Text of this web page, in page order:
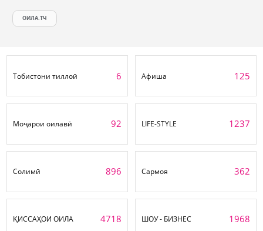
ОИЛА.ТЧ
Тобистони тиллоӣ 6 Афиша 125
Моҷарои оилавӣ 92 LIFE-STYLE 1237
Солимӣ 896 Сармоя 362
ҚИССАҲОИ ОИЛА 4718 ШОУ - БИЗНЕС 1968